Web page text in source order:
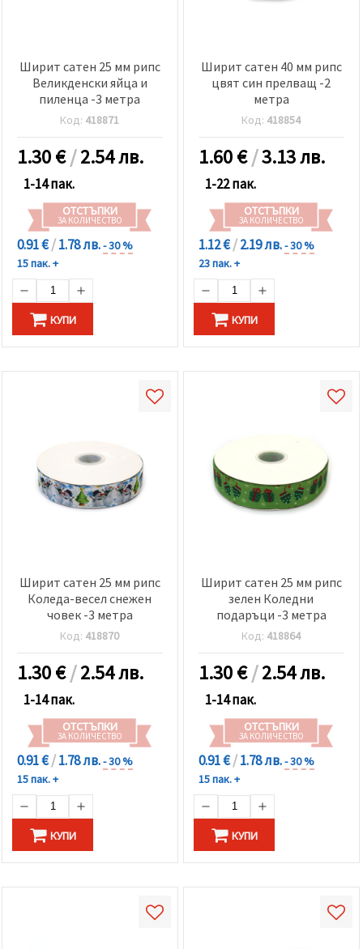
Ширит сатен 25 мм рипс
Великденски яйца и
пиленца -3 метра
Код: 418871
1.30€/2.54 лв.
1-14 пак.
ОТСТЪПКИ
ЗА КОЛИЧЕСТВО
0.91 €/1.78 лв.- 30 %
15 пак. +
КУПИ
Ширит сатен 40 мм рипс
цвят син прелващ -2
метра
Код: 418854
1.60€/3.13 лв.
1-22 пак.
ОТСТЪПКИ
ЗА КОЛИЧЕСТВО
1.12 €/2.19 лв.- 30 %
23 пак. +
КУПИ
Ширит сатен 25 мм рипс
Коледа-весел снежен
човек -3 метра
Код: 418870
1.30€/2.54 лв.
1-14 пак.
ОТСТЪПКИ
ЗА КОЛИЧЕСТВО
0.91 €/1.78 лв.- 30 %
15 пак. +
КУПИ
Ширит сатен 25 мм рипс
зелен Коледни
подаръци -3 метра
Код: 418864
1.30€/2.54 лв.
1-14 пак.
ОТСТЪПКИ
ЗА КОЛИЧЕСТВО
0.91 €/1.78 лв.- 30 %
15 пак. +
КУПИ